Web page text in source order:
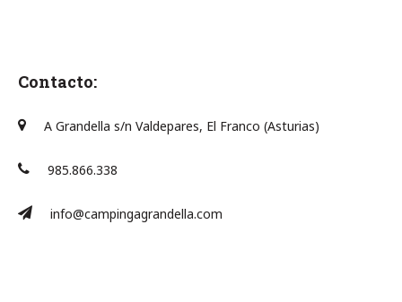
Contacto:
A Grandella s/n Valdepares, El Franco (Asturias)
985.866.338
info@campingagrandella.com